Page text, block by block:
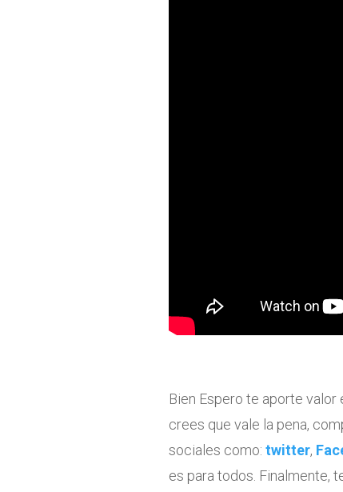
Bien Espero te aporte
crees que vale la pena,
sociales como: twitter,
es para todos. Finalmente,